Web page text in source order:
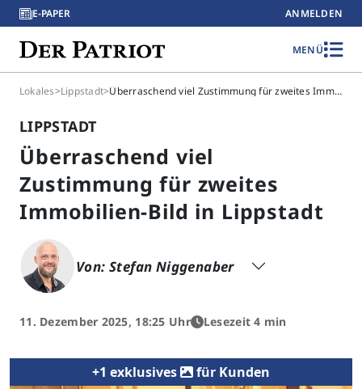
E-PAPER ANMELDEN
MENÜ
Lokales>Lippstadt> Überraschend viel Zustimmung für zweites Immobilien-Bild in Lippstadt
LIPPSTADT
Überraschend viel
Zustimmung für zweites
Immobilien-Bild in Lippstadt
Von: Stefan Niggenaber
11. Dezember 2025, 18:25 Uhr Lesezeit 4 min
+1 exklusives für Kunden